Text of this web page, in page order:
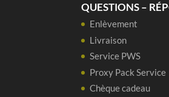
QUESTIONS –
Enlèvement
Livraison
Service PWS
Proxy Pack Service
Chèque cadeau